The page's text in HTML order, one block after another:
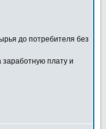
до потребителя без
заработную плату и